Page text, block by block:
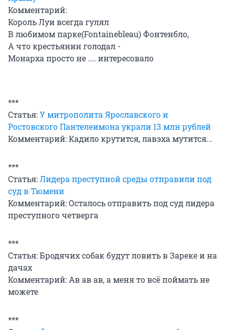
Комментарий:
Король Луи всегда гулял
В любимом парке(Fontainebleau) Фонтенбло,
А что крестьянин голодал -
Монарха просто не .... интересовало
***
Статья:У митрополита Ярославского и
Ростовского Пантелеимона украли 13 млн рублей
Комментарий: Кадило крутится, лавэха мутится...
***
Статья:Лидера преступной среды отправили под
суд в Тюмени
Комментарий: Осталось отправить под суд лидера
преступного четверга
***
Статья: Бродячих собак будут ловить в Зареке и на
дачах
Комментарий: Ав ав ав, а меня то всё поймать не
можете
***